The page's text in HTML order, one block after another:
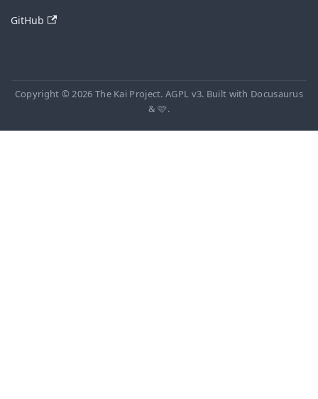
GitHub
Copyright © 2026 The Kai Project. AGPL v3. Built with Docusaurus
& 🩷.